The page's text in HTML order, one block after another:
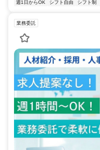
週1日からOK シフト自由 シフト制
業務委託